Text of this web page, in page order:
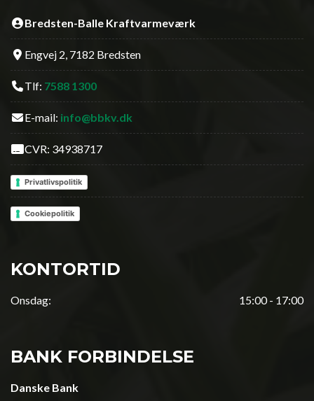
Bredsten-Balle Kraftvarmeværk
Engvej 2, 7182 Bredsten
Tlf: 7588 1300
E-mail: info@bbkv.dk
CVR: 34938717
Privatlivspolitik
Cookiepolitik
KONTORTID
Onsdag: 15:00 - 17:00
BANK FORBINDELSE
Danske Bank